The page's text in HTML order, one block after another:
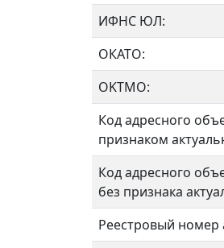
ИФНС ЮЛ:
ОКАТО:
OKTMO:
Код адресного
признаком
Код адресного
без признака
Реестровый номер